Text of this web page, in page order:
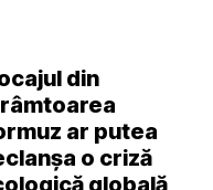
din
ar putea
o criză
globală